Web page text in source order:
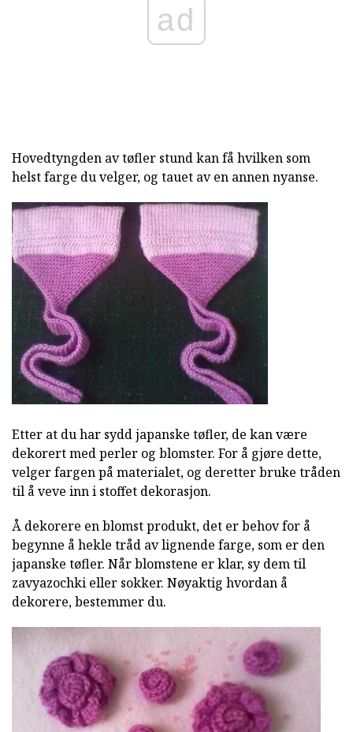
ad
Hovedtyngden av tøfler stund kan få hvilken som
helst farge du velger, og tauet av en annen nyanse.
Etter at du har sydd japanske tøfler, de kan være
dekorert med perler og blomster. For å gjøre dette,
velger fargen på materialet, og deretter bruke tråden
til å veve inn i stoffet dekorasjon.
Å dekorere en blomst produkt, det er behov for å
begynne å hekle tråd av lignende farge, som er den
japanske tøfler. Når blomstene er klar, sy dem til
zavyazochki eller sokker. Nøyaktig hvordan å
dekorere, bestemmer du.